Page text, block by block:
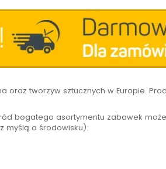
oraz tworzyw sztucznych w Europie.
bogatego asortymentu zabawek
myślą o środowisku);